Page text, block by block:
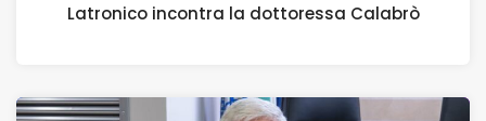
Latronico incontra la dottoressa Calabrò